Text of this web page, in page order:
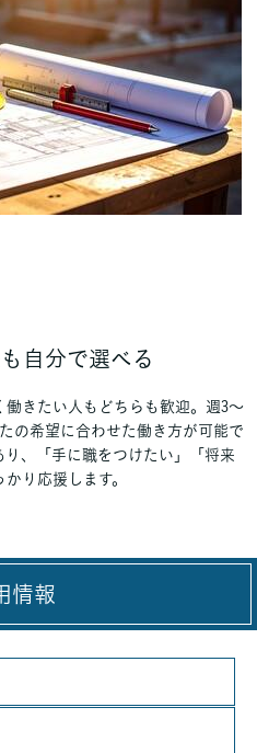
自分で選べる
働きたい人もどちらも歓迎。週3〜
の希望に合わせた働き方が可能で
、「手に職をつけたい」「将来
り応援します。
情報